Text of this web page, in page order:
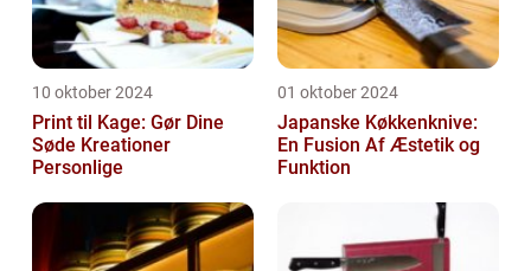
10 oktober 2024
Print til Kage: Gør Dine
Søde Kreationer
Personlige
01 oktober 2024
Japanske Køkkenknive:
En Fusion Af Æstetik og
Funktion